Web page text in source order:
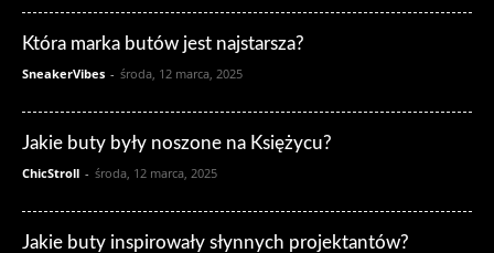
Która marka butów jest najstarsza?
SneakerVibes - środa, 12 marca, 2025
Jakie buty były noszone na Księżycu?
ChicStroll - środa, 12 marca, 2025
Jakie buty inspirowały słynnych projektantów?